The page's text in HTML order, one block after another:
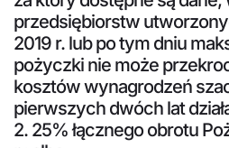
przedsiębiorstw
2019 r. lub po tym dniu
pożyczki nie może
kosztów wynagrodzeń
pierwszych dwóch lat
2. 25% łącznego obrotu